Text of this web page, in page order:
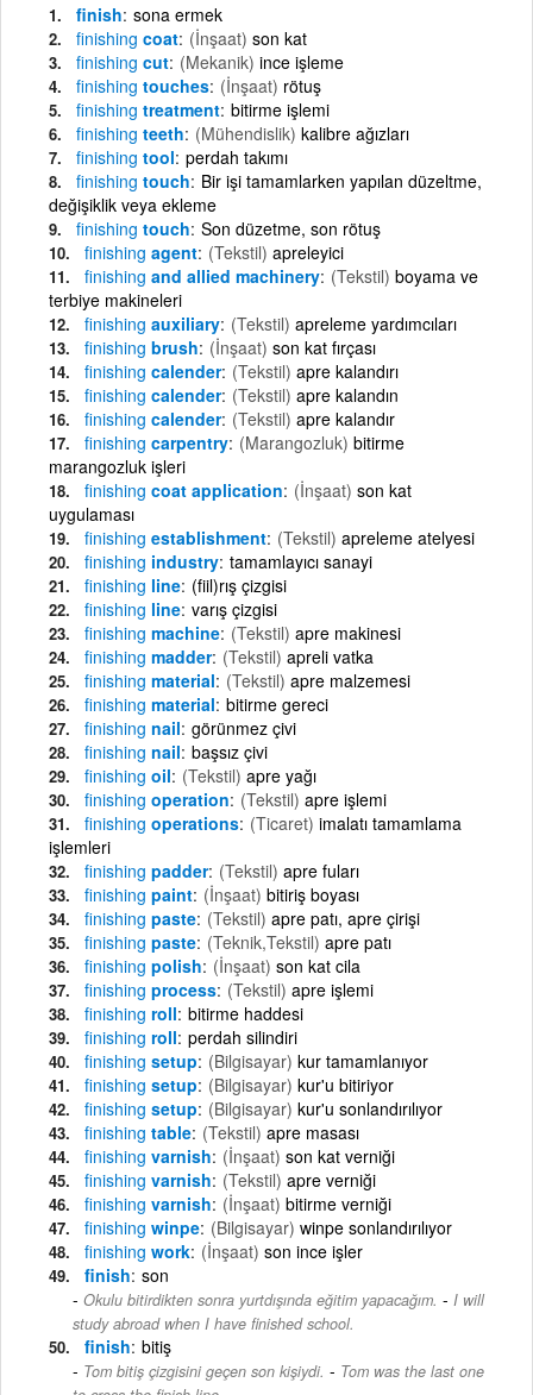
finish sona ermek
finishing coat (İnşaat) son kat
finishing cut (Mekanik) ince işleme
finishing touches (İnşaat) rötuş
finishing treatment bitirme işlemi
finishing teeth (Mühendislik) kalibre ağızları
finishing tool perdah takımı
finishing touch Bir işi tamamlarken yapılan düzeltme,
değişiklik veya ekleme
finishing touch Son düzetme, son rötuş
finishing agent (Tekstil) apreleyici
finishing and allied machinery (Tekstil) boyama ve
terbiye makineleri
finishing auxiliary (Tekstil) apreleme yardımcıları
finishing brush (İnşaat) son kat fırçası
finishing calender (Tekstil) apre kalandırı
finishing calender (Tekstil) apre kalandın
finishing calender (Tekstil) apre kalandır
finishing carpentry (Marangozluk) bitirme
marangozluk işleri
finishing coat application (İnşaat) son kat
uygulaması
finishing establishment (Tekstil) apreleme atelyesi
finishing industry tamamlayıcı sanayi
finishing line (fiil)rış çizgisi
finishing line varış çizgisi
finishing machine (Tekstil) apre makinesi
finishing madder (Tekstil) apreli vatka
finishing material (Tekstil) apre malzemesi
finishing material bitirme gereci
finishing nail görünmez çivi
finishing nail başsız çivi
finishing oil (Tekstil) apre yağı
finishing operation (Tekstil) apre işlemi
finishing operations (Ticaret) imalatı tamamlama
işlemleri
finishing padder (Tekstil) apre fuları
finishing paint (İnşaat) bitiriş boyası
finishing paste (Tekstil) apre patı, apre çirişi
finishing paste (Teknik,Tekstil) apre patı
finishing polish (İnşaat) son kat cila
finishing process (Tekstil) apre işlemi
finishing roll bitirme haddesi
finishing roll perdah silindiri
finishing setup (Bilgisayar) kur tamamlanıyor
finishing setup (Bilgisayar) kur'u bitiriyor
finishing setup (Bilgisayar) kur'u sonlandırılıyor
finishing table (Tekstil) apre masası
finishing varnish (İnşaat) son kat verniği
finishing varnish (Tekstil) apre verniği
finishing varnish (İnşaat) bitirme verniği
finishing winpe (Bilgisayar) winpe sonlandırılıyor
finishing work (İnşaat) son ince işler
finish son
Okulu bitirdikten sonra yurtdışında eğitim yapacağım. - I will
study abroad when I have finished school.
finish bitiş
Tom bitiş çizgisini geçen son kişiydi. - Tom was the last one